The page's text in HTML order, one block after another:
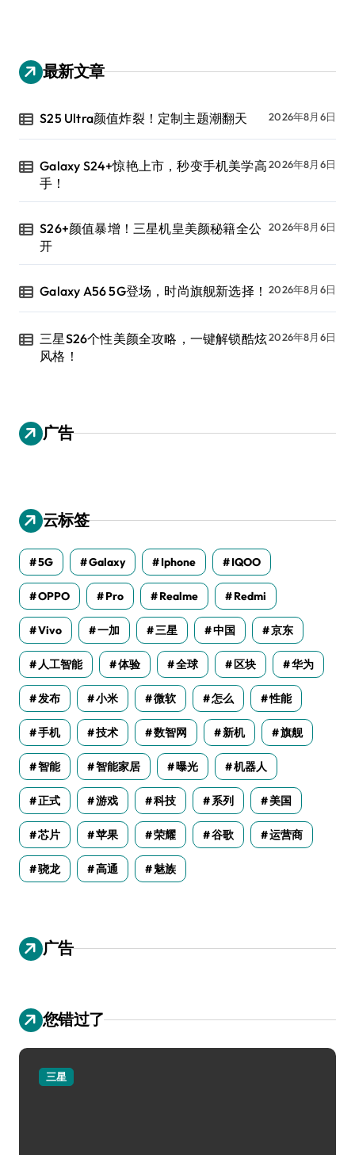
最新文章
S25 Ultra颜值炸裂！定制主题潮翻天 2026年8月6日
Galaxy S24+惊艳上市，秒变手机美学高
手！
2026年8月6日
S26+颜值暴增！三星机皇美颜秘籍全公
开
2026年8月6日
Galaxy A56 5G登场，时尚旗舰新选择！ 2026年8月6日
三星S26个性美颜全攻略，一键解锁酷炫
风格！
2026年8月6日
广告
云标签
5G Galaxy Iphone IQOO
OPPO Pro Realme Redmi
Vivo 一加 三星 中国 京东
人工智能 体验 全球 区块 华为
发布 小米 微软 怎么 性能
手机 技术 数智网 新机 旗舰
智能 智能家居 曝光 机器人
正式 游戏 科技 系列 美国
芯片 苹果 荣耀 谷歌 运营商
骁龙 高通 魅族
广告
您错过了
三星